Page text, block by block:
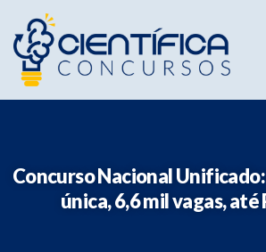
Concurso Nacional
única, 6,6 mil vagas, até